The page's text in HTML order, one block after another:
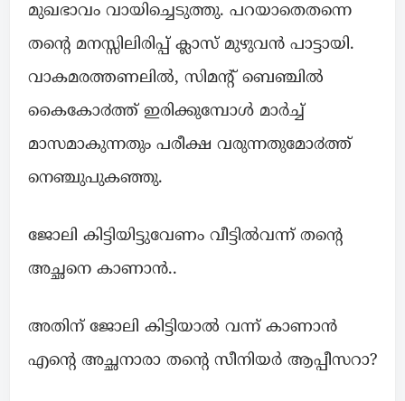
മുഖഭാവം വായിച്ചെടുത്തു. പറയാതെതന്നെ
തന്റെ മനസ്സിലിരിപ്പ് ക്ലാസ് മുഴുവൻ പാട്ടായി.
വാകമരത്തണലിൽ, സിമന്റ് ബെഞ്ചിൽ
കൈകോ൪ത്ത് ഇരിക്കുമ്പോൾ മാർച്ച്
മാസമാകുന്നതും പരീക്ഷ വരുന്നതുമോ൪ത്ത്
നെഞ്ചുപുകഞ്ഞു.
ജോലി കിട്ടിയിട്ടുവേണം വീട്ടിൽവന്ന് തന്റെ
അച്ഛനെ കാണാൻ..
അതിന് ജോലി കിട്ടിയാൽ വന്ന് കാണാൻ
എന്റെ അച്ഛനാരാ തന്റെ സീനിയർ ആപ്പീസറാ?